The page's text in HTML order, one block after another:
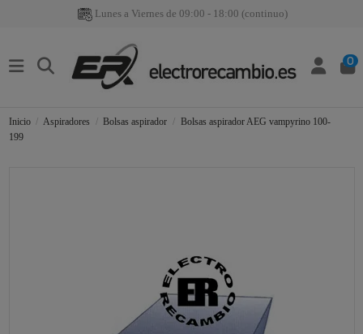
Lunes a Viernes de 09:00 - 18:00 (continuo)
0
Inicio Aspiradores Bolsas aspirador
Bolsas aspirador AEG vampyrino 100-
199